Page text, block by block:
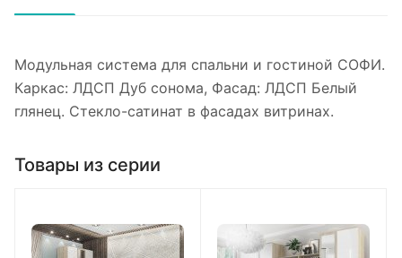
Модульная система для спальни и гостиной СОФИ.
Каркас: ЛДСП Дуб сонома, Фасад: ЛДСП Белый
глянец. Стекло-сатинат в фасадах витринах.
Товары из серии